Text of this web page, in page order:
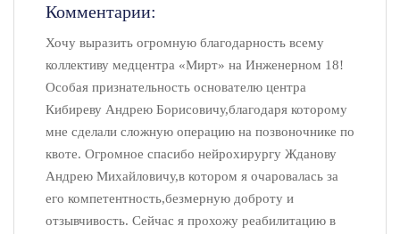
Комментарии:
Хочу выразить огромную благодарность всему
коллективу медцентра «Мирт» на Инженерном 18!
Особая признательность основателю центра
Кибиреву Андрею Борисовичу,благодаря которому
мне сделали сложную операцию на позвоночнике по
квоте. Огромное спасибо нейрохирургу Жданову
Андрею Михайловичу,в котором я очаровалась за
его компетентность,безмерную доброту и
отзывчивость. Сейчас я прохожу реабилитацию в